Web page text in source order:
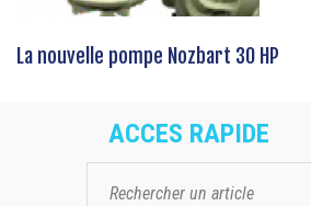
La nouvelle pompe Nozbart 30 HP
ACCES RAPIDE